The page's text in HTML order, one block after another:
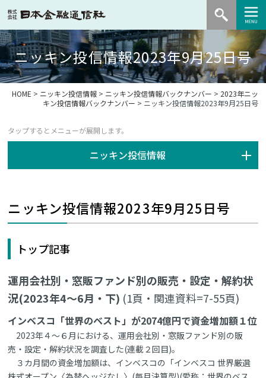
ニッキン投信情報2023年9月25日号
HOME > ニッキン投信情報> ニッキン投信情報バックナンバー > 2023年ニッ
キン投信情報バックナンバー > ニッキン投信情報2023年9月25日号
ニッキン投信情報
ニッキン投信情報2023年9月25日号
トップ記事
運用会社別・窓販ファンド別の販売・設定・解約状
況(2023年4～6月・下) (1頁・関連資料=7-55頁)
インベスコ「世界のベスト」が2074億円で資金増加額１位
2023年４～６月における、運用会社別・窓販ファンド別の販
売・設定・解約状況を調査した(連載２回目)。
３カ月間の資金増加額は、インベスコの「インベスコ 世界厳選